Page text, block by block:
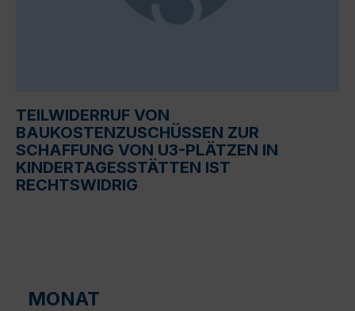
TEILWIDERRUF VON
BAUKOSTENZUSCHÜSSEN ZUR
SCHAFFUNG VON U3-PLÄTZEN IN
KINDERTAGESSTÄTTEN IST
RECHTSWIDRIG
MONAT